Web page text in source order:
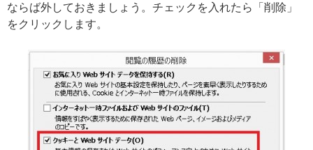
ならば外しておきましょう。チェックを入れたら「削除」
をクリックします。